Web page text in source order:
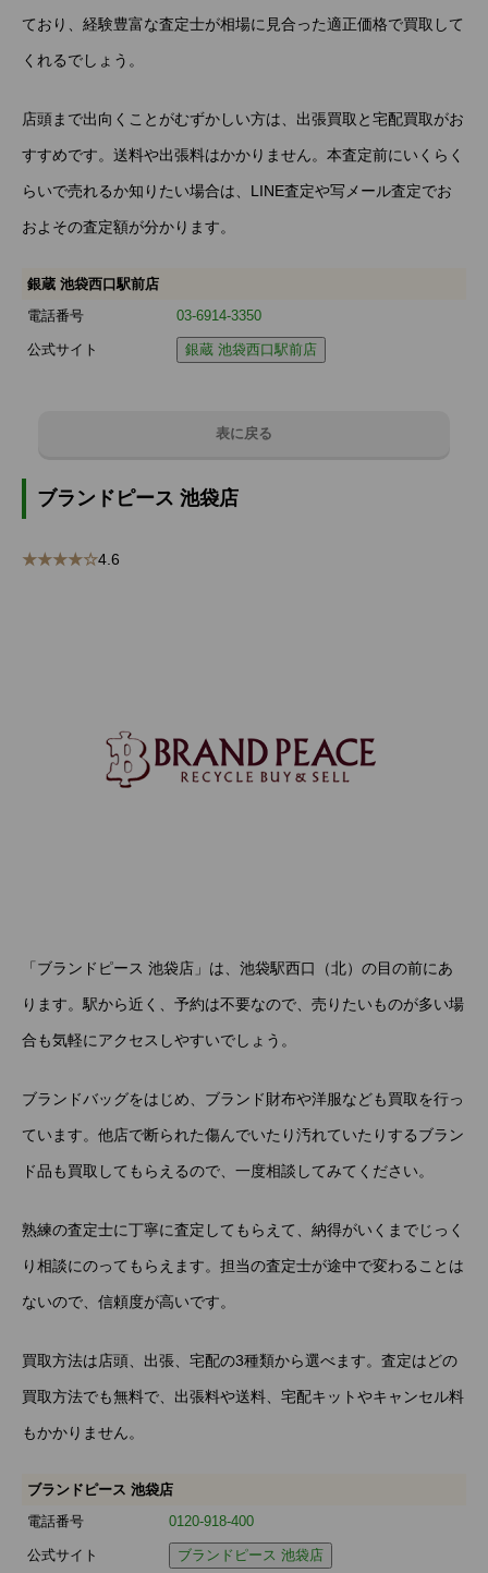
ており、経験豊富な査定士が相場に見合った適正価格で買取して
くれるでしょう。
店頭まで出向くことがむずかしい方は、出張買取と宅配買取がお
すすめです。送料や出張料はかかりません。本査定前にいくらく
らいで売れるか知りたい場合は、LINE査定や写メール査定でお
およその査定額が分かります。
銀蔵 池袋西口駅前店
電話番号
03-6914-3350
公式サイト 銀蔵 池袋西口駅前店
表に戻る
ブランドピース 池袋店
★★★★☆4.6
「ブランドピース 池袋店」は、池袋駅西口（北）の目の前にあ
ります。駅から近く、予約は不要なので、売りたいものが多い場
合も気軽にアクセスしやすいでしょう。
ブランドバッグをはじめ、ブランド財布や洋服なども買取を行っ
ています。他店で断られた傷んでいたり汚れていたりするブラン
ド品も買取してもらえるので、一度相談してみてください。
熟練の査定士に丁寧に査定してもらえて、納得がいくまでじっく
り相談にのってもらえます。担当の査定士が途中で変わることは
ないので、信頼度が高いです。
買取方法は店頭、出張、宅配の3種類から選べます。査定はどの
買取方法でも無料で、出張料や送料、宅配キットやキャンセル料
もかかりません。
ブランドピース 池袋店
電話番号
0120-918-400
公式サイト ブランドピース 池袋店